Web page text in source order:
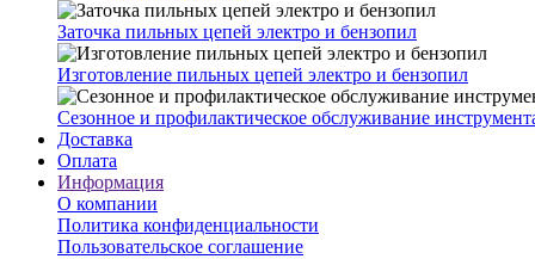
Заточка пильных цепей электро и бензопил
Изготовление пильных цепей электро и бензопил
Сезонное и профилактическое обслуживание
Доставка
Оплата
Информация
О компании
Политика конфиденциальности
Пользовательское соглашение